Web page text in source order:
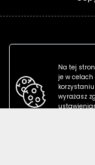
Na tej
je w
wyrażasz